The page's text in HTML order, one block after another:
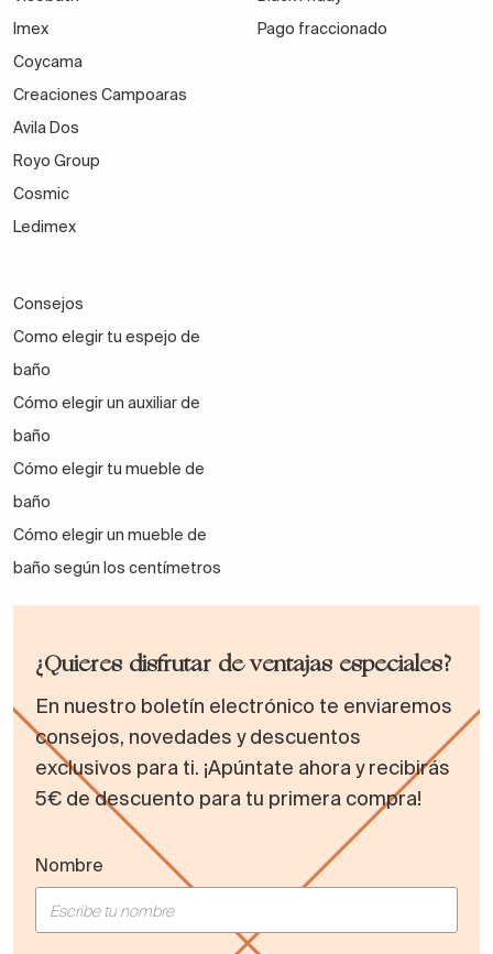
Imex
Coycama
Creaciones Campoaras
Avila Dos
Royo Group
Cosmic
Ledimex
Pago fraccionado
Consejos
Como elegir tu espejo de
baño
Cómo elegir un auxiliar de
baño
Cómo elegir tu mueble de
baño
Cómo elegir un mueble de
baño según los centímetros
¿Quieres disfrutar de ventajas especiales?
En nuestro boletín electrónico te enviaremos
consejos, novedades y descuentos
exclusivos para ti. ¡Apúntate ahora y recibirás
5€ de descuento para tu primera compra!
Nombre